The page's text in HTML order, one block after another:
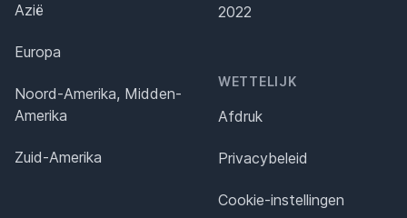
Azië
Europa
Noord-Amerika, Midden-
Amerika
Zuid-Amerika
2022
WETTELIJK
Afdruk
Privacybeleid
Cookie-instellingen